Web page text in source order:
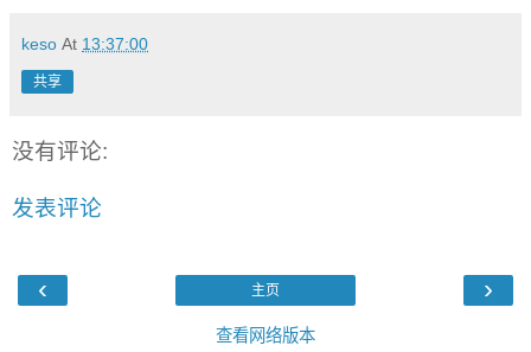
keso At 13:37:00
共享
没有评论:
发表评论
‹ ›
主页
查看网络版本